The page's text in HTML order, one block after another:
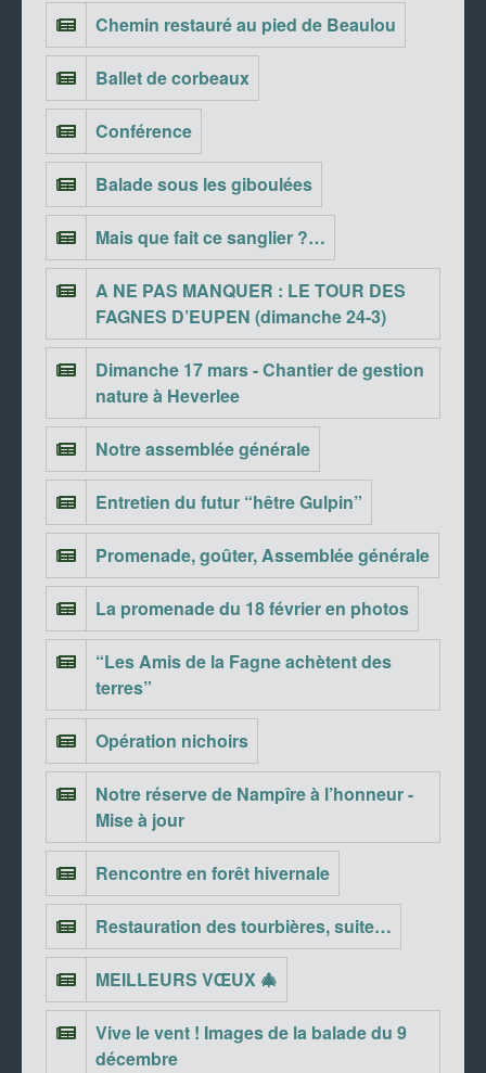
Chemin restauré au pied de Beaulou
Ballet de corbeaux
Conférence
Balade sous les giboulées
Mais que fait ce sanglier ?…
A NE PAS MANQUER : LE TOUR DES
FAGNES D’EUPEN (dimanche 24-3)
Dimanche 17 mars - Chantier de gestion
nature à Heverlee
Notre assemblée générale
Entretien du futur “hêtre Gulpin”
Promenade, goûter, Assemblée générale
La promenade du 18 février en photos
“Les Amis de la Fagne achètent des
terres”
Opération nichoirs
Notre réserve de Nampîre à l’honneur -
Mise à jour
Rencontre en forêt hivernale
Restauration des tourbières, suite…
MEILLEURS VŒUX 🎄
Vive le vent ! Images de la balade du 9
décembre